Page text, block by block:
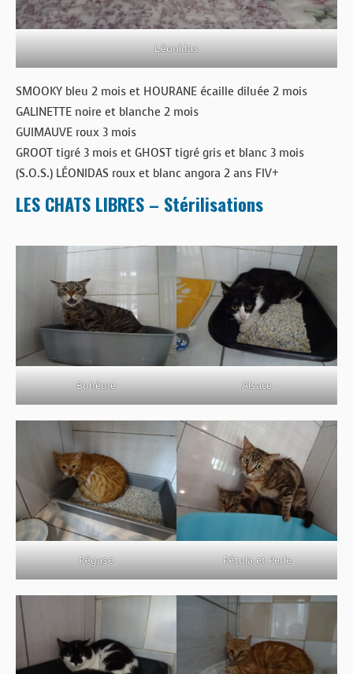
Léonidas
SMOOKY bleu 2 mois et HOURANE écaille diluée 2 mois
GALINETTE noire et blanche 2 mois
GUIMAUVE roux 3 mois
GROOT tigré 3 mois et GHOST tigré gris et blanc 3 mois
(S.O.S.) LÉONIDAS roux et blanc angora 2 ans FIV+
LES CHATS LIBRES – Stérilisations
Bohème Alsace
Pégase Pétula et Perle